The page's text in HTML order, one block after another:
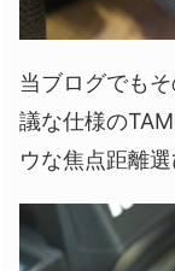
当ブログでも
議な仕様の
ウな焦点距離